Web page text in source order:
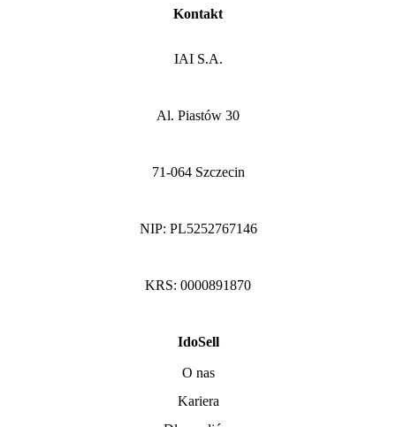
Kontakt
IAI S.A.
Al. Piastów 30
71-064 Szczecin
NIP: PL5252767146
KRS: 0000891870
IdoSell
O nas
Kariera